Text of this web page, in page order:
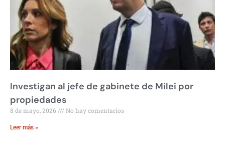
Investigan al jefe de gabinete de Milei por
propiedades
8 de mayo, 2026 No hay comentarios
Leer más »